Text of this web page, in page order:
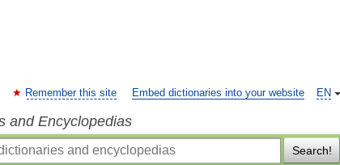
EN
Remember this site Embed dictionaries into your website
and Encyclopedias
Search!